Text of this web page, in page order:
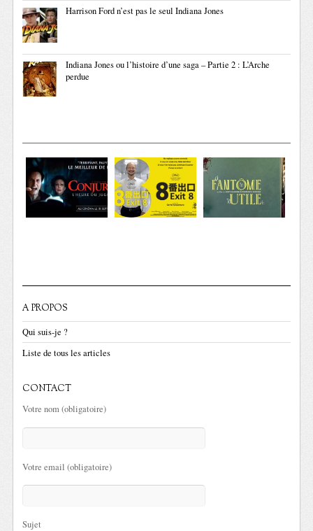
Harrison Ford n’est pas le seul Indiana Jones
Indiana Jones ou l’histoire d’une saga – Partie 2 : L’Arche
perdue
A PROPOS
Qui suis-je ?
Liste de tous les articles
CONTACT
Votre nom (obligatoire)
Votre email (obligatoire)
Sujet